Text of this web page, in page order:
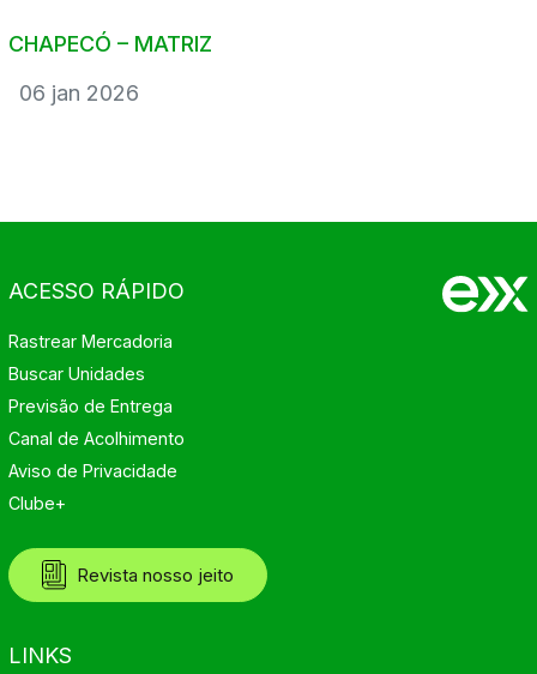
CHAPECÓ – MATRIZ
06 jan 2026
ACESSO RÁPIDO
Rastrear Mercadoria
Buscar Unidades
Previsão de Entrega
Canal de Acolhimento
Aviso de Privacidade
Clube+
Revista nosso jeito
LINKS